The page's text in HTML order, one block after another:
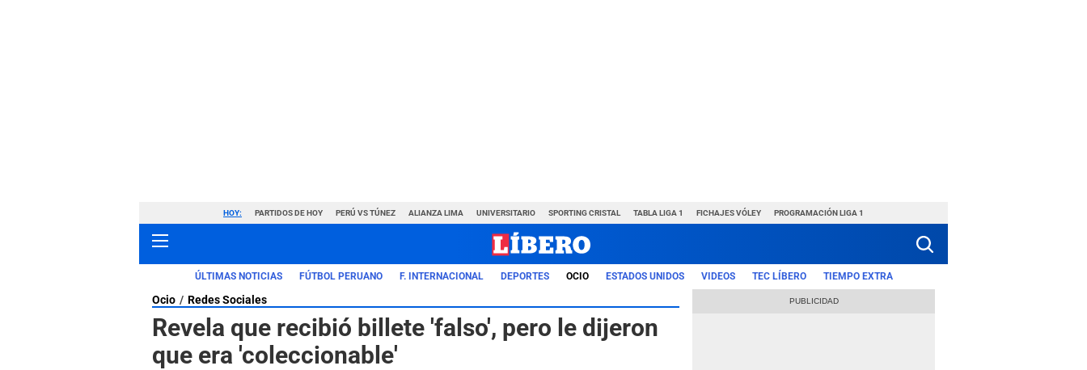
HOY: PARTIDOS DE HOY PERÚ VS TÚNEZ ALIANZA LIMA UNIVERSITARIO SPORTING CRISTAL TABLA LIGA 1 FICHAJES VÓLEY PROGRAMACIÓN LIGA 1
ÚLTIMAS NOTICIAS FÚTBOL PERUANO F. INTERNACIONAL DEPORTES OCIO ESTADOS UNIDOS VIDEOS TEC LÍBERO TIEMPO EXTRA
Ocio Redes Sociales
Revela que recibió billete 'falso', pero le dijeron
que era 'coleccionable'